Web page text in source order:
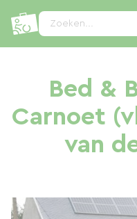
Zoeken...
Bed &
Carnoet
van
Cookies beheer paneel